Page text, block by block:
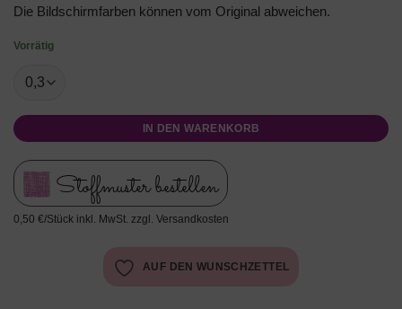
Die Bildschirmfarben können vom Original abweichen.
Vorrätig
IN DEN WARENKORB
Stoffmuster bestellen
0,50 €/Stück inkl. MwSt. zzgl. Versandkosten
AUF DEN WUNSCHZETTEL